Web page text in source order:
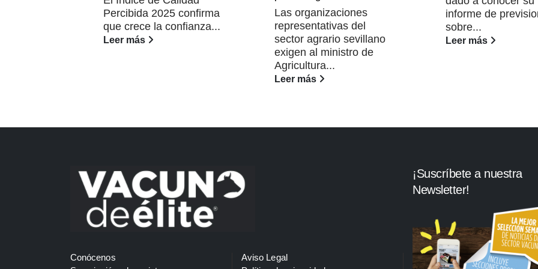
Percibida 2025 confirma
que crece la confianza...
Leer más
Las organizaciones
representativas del
sector agrario sevillano
exigen al ministro de
Agricultura...
Leer más
informe de
sobre...
Leer más
Conócenos
Aviso Legal
¡Suscríbete a nuestra
Newsletter!